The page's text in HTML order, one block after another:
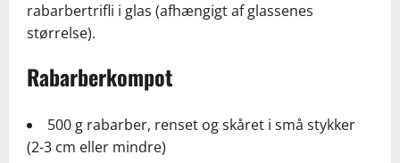
rabarbertrifli i glas (afhængigt af glassenes
størrelse).
Rabarberkompot
500 g rabarber, renset og skåret i små stykker
(2-3 cm eller mindre)